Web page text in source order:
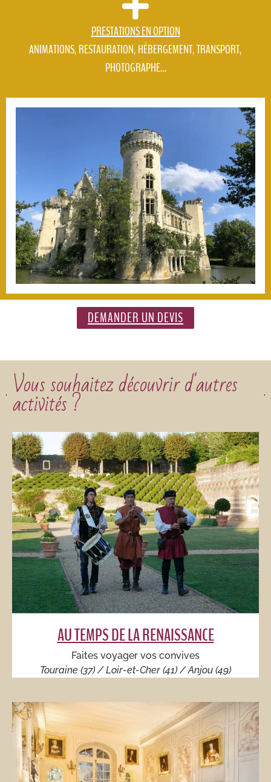
PRESTATIONS EN OPTION
ANIMATIONS, RESTAURATION, HÉBERGEMENT, TRANSPORT,
PHOTOGRAPHE…
DEMANDER UN DEVIS
Vous souhaitez découvrir d'autres
activités ?​
AU TEMPS DE LA RENAISSANCE
Faites voyager vos convives
Touraine (37) / Loir-et-Cher (41) / Anjou (49)